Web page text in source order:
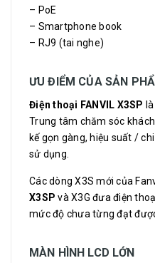
– PoE
– Smartphone book
– RJ9 (tai nghe)
ƯU ĐIỂM CỦA SẢN
Điện thoại FANVIL X3SP
Trung tâm chăm sóc
kế gọn gàng, hiệu suất /
sử dụng.
Các dòng X3S mới của
X3SP và X3G đưa điện
mức độ chưa từng đạt
MÀN HÌNH LCD LỚN